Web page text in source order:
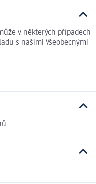
v některých případech
s našimi Všeobecnými